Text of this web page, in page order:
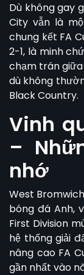
Dù không gay
City vẫn là
chung kết FA
2-1, là minh
chạm trán
dù không
Black Country.
Vinh
–
nhớ
West
bóng đá Anh,
First Division
hệ thống giải
nâng cao FA
gần nhất vào